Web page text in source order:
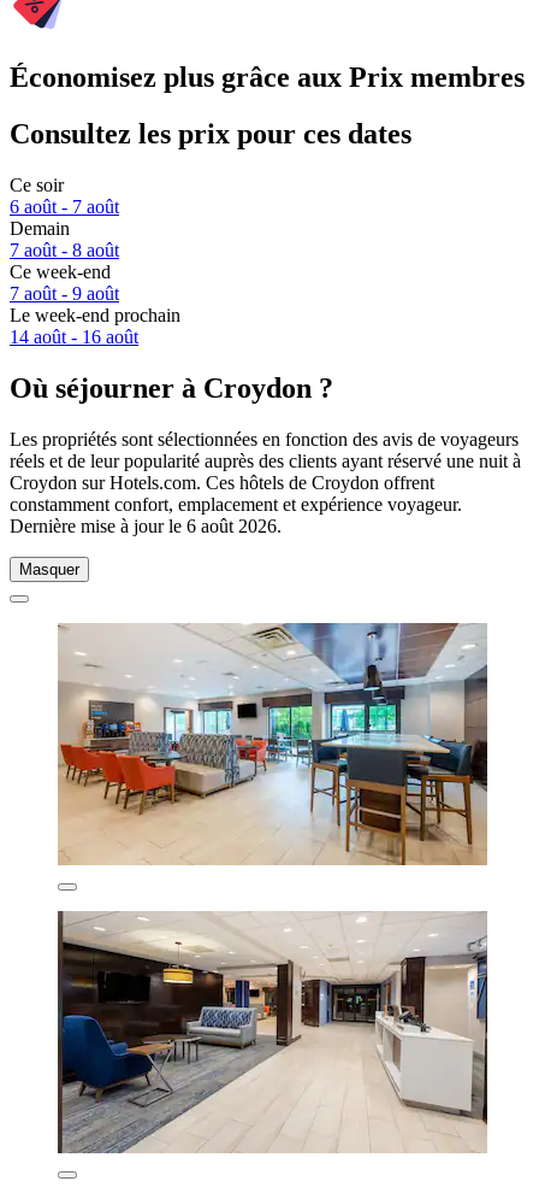
Économisez plus grâce aux Prix membres
Consultez les prix pour ces dates
Ce soir
6 août - 7 août
Demain
7 août - 8 août
Ce week-end
7 août - 9 août
Le week-end prochain
14 août - 16 août
Où séjourner à Croydon ?
Les propriétés sont sélectionnées en fonction des avis de voyageurs
réels et de leur popularité auprès des clients ayant réservé une nuit à
Croydon sur Hotels.com. Ces hôtels de Croydon offrent
constamment confort, emplacement et expérience voyageur.
Dernière mise à jour le 6 août 2026.
Masquer